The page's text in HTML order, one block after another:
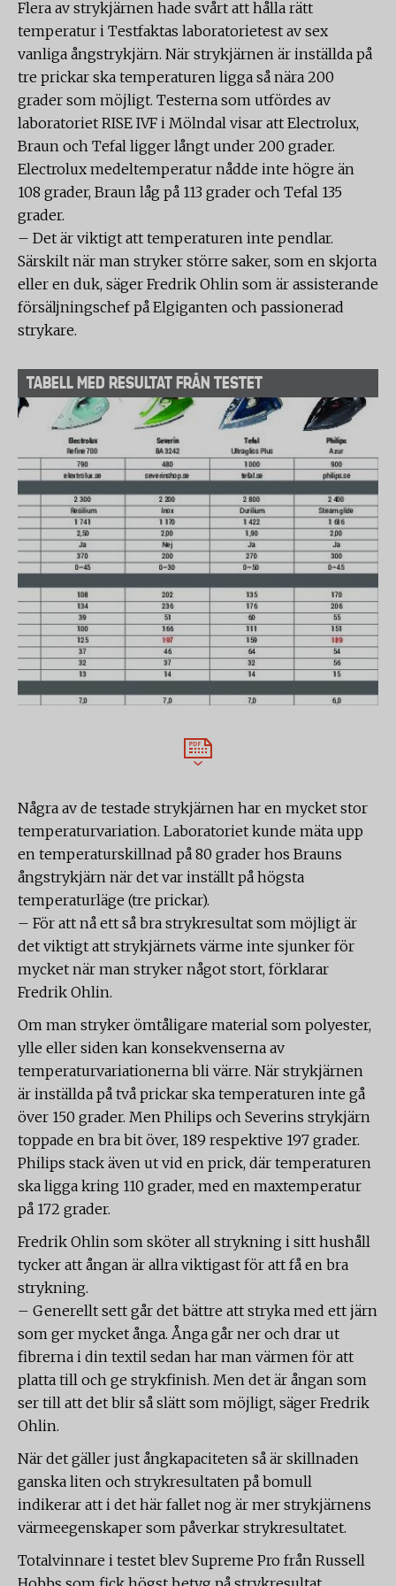
Flera av strykjärnen hade svårt att hålla rätt
temperatur i Testfaktas laboratorietest av sex
vanliga ångstrykjärn. När strykjärnen är inställda på
tre prickar ska temperaturen ligga så nära 200
grader som möjligt. Testerna som utfördes av
laboratoriet RISE IVF i Mölndal visar att Electrolux,
Braun och Tefal ligger långt under 200 grader.
Electrolux medeltemperatur nådde inte högre än
108 grader, Braun låg på 113 grader och Tefal 135
grader.
– Det är viktigt att temperaturen inte pendlar.
Särskilt när man stryker större saker, som en skjorta
eller en duk, säger Fredrik Ohlin som är assisterande
försäljningschef på Elgiganten och passionerad
strykare.
TABELL MED RESULTAT FRÅN TESTET
Några av de testade strykjärnen har en mycket stor
temperaturvariation. Laboratoriet kunde mäta upp
en temperaturskillnad på 80 grader hos Brauns
ångstrykjärn när det var inställt på högsta
temperaturläge (tre prickar).
– För att nå ett så bra strykresultat som möjligt är
det viktigt att strykjärnets värme inte sjunker för
mycket när man stryker något stort, förklarar
Fredrik Ohlin.
Om man stryker ömtåligare material som polyester,
ylle eller siden kan konsekvenserna av
temperaturvariationerna bli värre. När strykjärnen
är inställda på två prickar ska temperaturen inte gå
över 150 grader. Men Philips och Severins strykjärn
toppade en bra bit över, 189 respektive 197 grader.
Philips stack även ut vid en prick, där temperaturen
ska ligga kring 110 grader, med en maxtemperatur
på 172 grader.
Fredrik Ohlin som sköter all strykning i sitt hushåll
tycker att ångan är allra viktigast för att få en bra
strykning.
– Generellt sett går det bättre att stryka med ett järn
som ger mycket ånga. Ånga går ner och drar ut
fibrerna i din textil sedan har man värmen för att
platta till och ge strykfinish. Men det är ångan som
ser till att det blir så slätt som möjligt, säger Fredrik
Ohlin.
När det gäller just ångkapaciteten så är skillnaden
ganska liten och strykresultaten på bomull
indikerar att i det här fallet nog är mer strykjärnens
värmeegenskaper som påverkar strykresultatet.
Totalvinnare i testet blev Supreme Pro från Russell